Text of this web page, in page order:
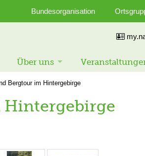
Bundesorganisation
Über uns
Bergtour im Hintergebirge
Hintergebirge